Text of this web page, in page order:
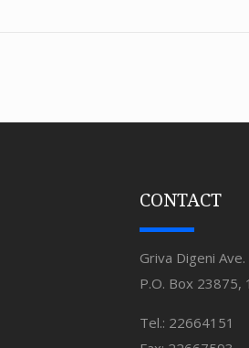
CONTACT
Griva Digeni
P.O. Box 23875,
Tel.: 22664151